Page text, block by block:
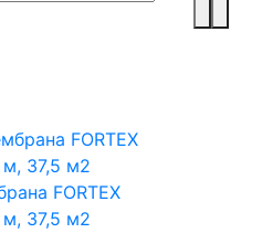
FORTEX
м, 37,5 м2